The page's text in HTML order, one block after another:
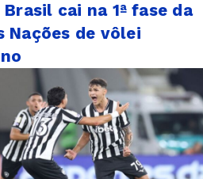
cai na 1ª fase da
Nações de vôlei